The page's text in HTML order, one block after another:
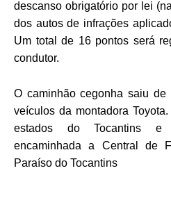
descanso obrigatório por lei
dos autos de infrações
Um total de 16 pontos será
condutor.
O caminhão cegonha saiu de
veículos da montadora
estados do Tocantins e
encaminhada a Central de
Paraíso do Tocantins